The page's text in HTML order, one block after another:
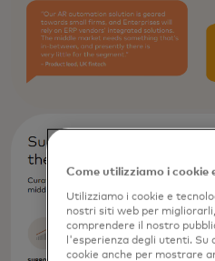
Come utilizziamo i cookie
Utilizziamo i cookie e
nostri siti web per
comprendere il nostro
l'esperienza degli utenti. Su
cookie anche per mostrare